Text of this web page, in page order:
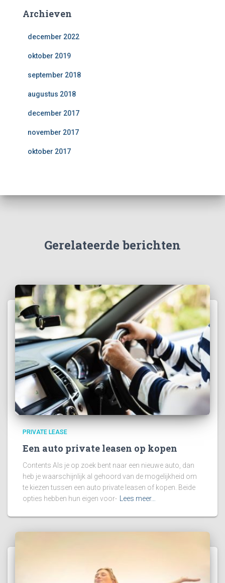
Archieven
december 2022
oktober 2019
september 2018
augustus 2018
december 2017
november 2017
oktober 2017
Gerelateerde berichten
PRIVATE LEASE
Een auto private leasen op kopen
Contents Als je op zoek bent naar een nieuwe auto, dan
heb je waarschijnlijk al gehoord van de mogelijkheid om
te kiezen tussen een auto private leasen of kopen. Beide
opties hebben hun eigen voor-
Lees meer…